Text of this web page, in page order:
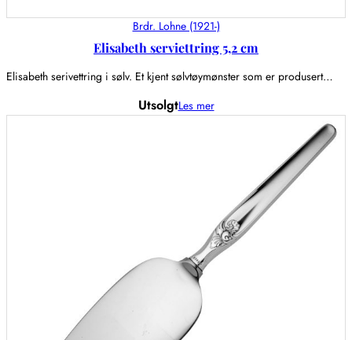
Brdr. Lohne (1921-)
Elisabeth serviettring 5,2 cm
Elisabeth serivettring i sølv. Et kjent sølvtøymønster som er produsert…
UtsolgtLes mer